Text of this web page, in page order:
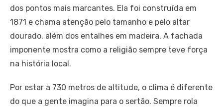
dos pontos mais marcantes. Ela foi construída em
1871 e chama atenção pelo tamanho e pelo altar
dourado, além dos entalhes em madeira. A fachada
imponente mostra como a religião sempre teve força
na história local.
Por estar a 730 metros de altitude, o clima é diferente
do que a gente imagina para o sertão. Sempre rola